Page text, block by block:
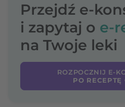
Przejdź e-
i zapytaj o e-
na Twoje leki
ROZPOCZNIJ E-
PO RECEPTĘ